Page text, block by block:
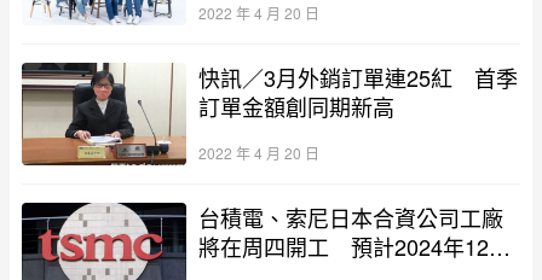
2022 年 4 月 20 日
快訊／3月外銷訂單連25紅 首季
訂單金額創同期新高
2022 年 4 月 20 日
台積電、索尼日本合資公司工廠
將在周四開工 預計2024年12月